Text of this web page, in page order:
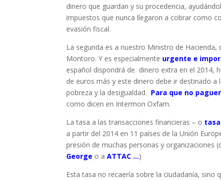
dinero que guardan y su procedencia,
impuestos que nunca llegaron a cobrar como
evasión fiscal.
La segunda es a nuestro Ministro de Hacienda,
Montoro. Y es especialmente urgente e
español dispondrá de dinero extra en el 2014,
de euros más y este dinero debe ir destinado a
pobreza y la desigualdad. Para que no
como dicen en Intermon Oxfam.
La tasa a las transacciones financieras – o
a partir del 2014 en 11 países de la Unión
presión de muchas personas y organizaciones
George o aATTAC …)
Esta tasa no recaería sobre la ciudadanía, sino